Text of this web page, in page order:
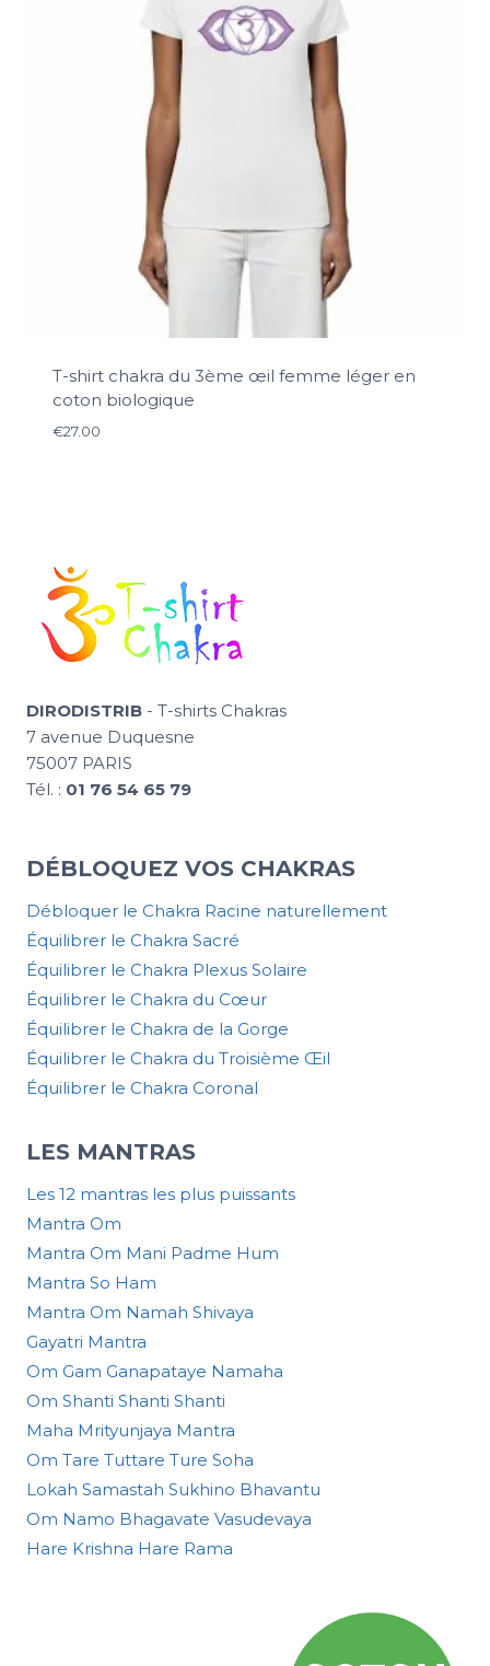
T-shirt chakra du 3ème œil femme léger en
coton biologique
€27.00
DIRODISTRIB - T-shirts Chakras
7 avenue Duquesne
75007 PARIS
Tél. : 01 76 54 65 79
DÉBLOQUEZ VOS CHAKRAS
Débloquer le Chakra Racine naturellement
Équilibrer le Chakra Sacré
Équilibrer le Chakra Plexus Solaire
Équilibrer le Chakra du Cœur
Équilibrer le Chakra de la Gorge
Équilibrer le Chakra du Troisième Œil
Équilibrer le Chakra Coronal
LES MANTRAS
Les 12 mantras les plus puissants
Mantra Om
Mantra Om Mani Padme Hum
Mantra So Ham
Mantra Om Namah Shivaya
Gayatri Mantra
Om Gam Ganapataye Namaha
Om Shanti Shanti Shanti
Maha Mrityunjaya Mantra
Om Tare Tuttare Ture Soha
Lokah Samastah Sukhino Bhavantu
Om Namo Bhagavate Vasudevaya
Hare Krishna Hare Rama